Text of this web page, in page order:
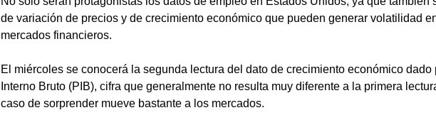
de variación de precios y de crecimiento económico que pueden generar volatilidad
mercados financieros.
El miércoles se conocerá la segunda lectura del dato de crecimiento económico dado
Interno Bruto (PIB), cifra que generalmente no resulta muy diferente a la primera
caso de sorprender mueve bastante a los mercados.